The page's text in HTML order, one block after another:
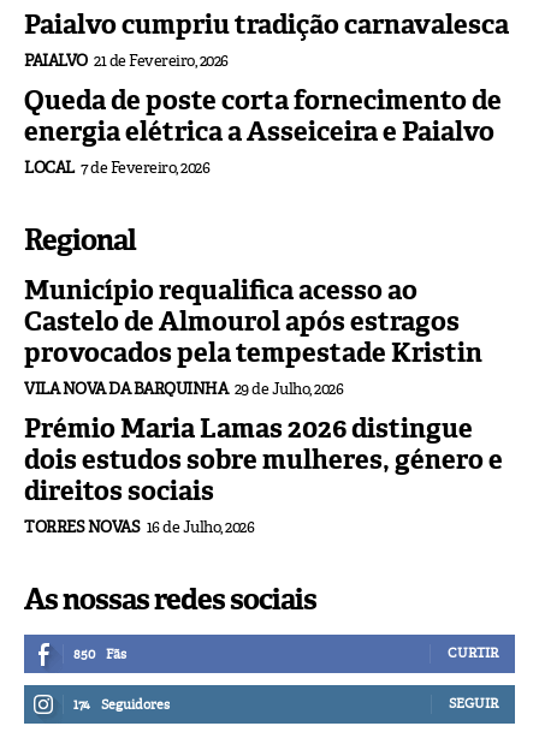
Paialvo cumpriu tradição carnavalesca
PAIALVO 21 de Fevereiro, 2026
Queda de poste corta fornecimento de
energia elétrica a Asseiceira e Paialvo
LOCAL 7 de Fevereiro, 2026
Regional
Município requalifica acesso ao
Castelo de Almourol após estragos
provocados pela tempestade Kristin
VILA NOVA DA BARQUINHA 29 de Julho, 2026
Prémio Maria Lamas 2026 distingue
dois estudos sobre mulheres, género e
direitos sociais
TORRES NOVAS 16 de Julho, 2026
As nossas redes sociais
850 Fãs CURTIR
174 Seguidores SEGUIR